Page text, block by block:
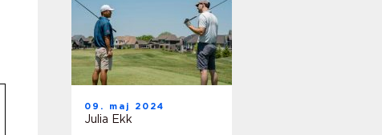
09. maj 2024
Julia Ekk